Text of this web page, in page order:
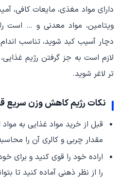
دارای مواد مغذی، مایعات کافی،
ویتامین، مواد معدنی و … است
دچار آسیب کبد شوید، تناسب
لازم است به جز گرفتن رژیم
تر لاغر شوید.
نکات رژیم کاهش وزن سریع
قبل از خرید مواد غذایی به
مقدار چربی و کالری آن را
اراده خود را قوی کنید و
را از نظر ذهنی آماده کنید تا